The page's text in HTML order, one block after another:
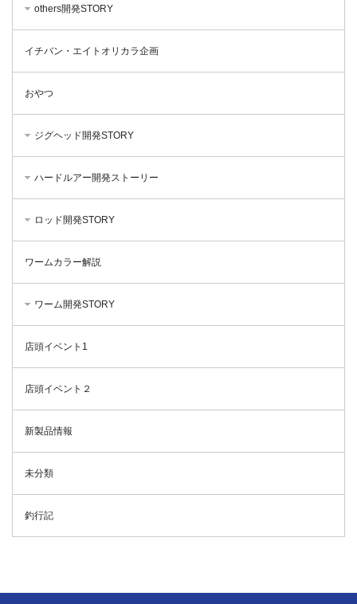
others開発STORY
イチバン・エイトオリカラ企画
おやつ
ジグヘッド開発STORY
ハードルアー開発ストーリー
ロッド開発STORY
ワームカラー解説
ワーム開発STORY
店頭イベント1
店頭イベント２
新製品情報
未分類
釣行記